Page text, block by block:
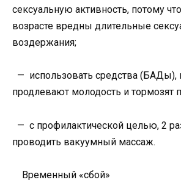
сексуальную активность, потому
возрасте вредны длительные
воздержания;
— использовать средства (БАДы),
продлевают молодость и тормозят
— с профилактической целью, 2
проводить вакуумный массаж.
Временный «сбой»